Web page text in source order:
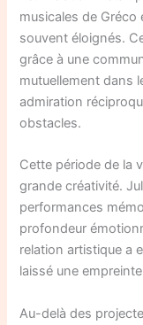
musicales de
souvent éloignés.
grâce à une
mutuellement dans
admiration
obstacles.
Cette période de la
grande créativité.
performances
profondeur
relation artistique a
laissé une
Au-delà des